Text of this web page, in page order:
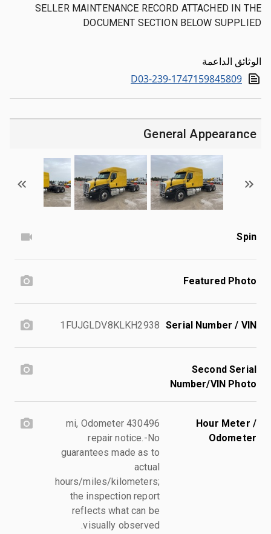
SELLER MAINTENANCE RECORD ATTACHED IN THE
DOCUMENT SECTION BELOW SUPPLIED
الوثائق الداعمة
D03-239-1747159845809
General Appearance
Spin
Featured Photo
Serial Number / VIN
1FUJGLDV8KLKH2938
Second Serial
Number/VIN Photo
Hour Meter /
Odometer
430496 mi, Odometer
repair notice.-No
guarantees made as to
actual
hours/miles/kilometers;
the inspection report
reflects what can be
visually observed.